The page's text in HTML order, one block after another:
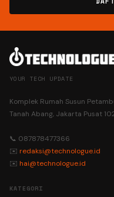
YOUR TECH UPDATE
Komplek Rumah Susun
Tanah Abang, Jakarta Pusat
📞 087878477366
✉️ redaksi@technologue.id
✉️ hai@technologue.id
KATEGORI